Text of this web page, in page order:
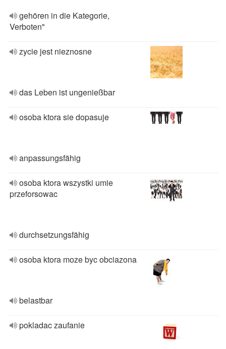
gehören in die Kategorie,
Verboten"
zycie jest nieznosne
das Leben ist ungenießbar
osoba ktora sie dopasuje
anpassungsfähig
osoba ktora wszystki umie
przeforsowac
durchsetzungsfähig
osoba ktora moze byc obciazona
belastbar
pokladac zaufanie